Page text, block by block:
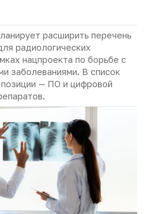
расширить перечень
радиологических
нацпроекта по борьбе с
заболеваниями. В список
— ПО и цифровой